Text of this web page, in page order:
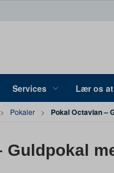
Services Lær os
Pokaler Pokal Octavian –
Guldpokal